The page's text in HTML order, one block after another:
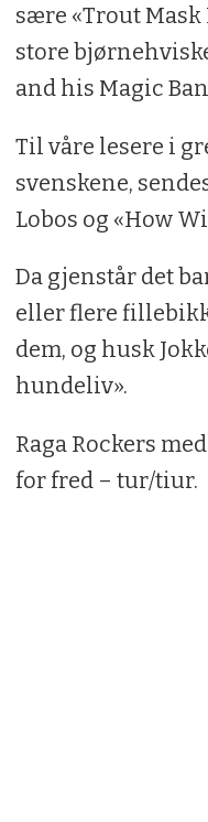
sære «Trout Mask
store
and his Magic
Til våre lesere i
svenskene,
Lobos og «How
Da gjenstår det
eller flere
dem, og husk
hundeliv».
Raga Rockers
for fred – tur/tiur.